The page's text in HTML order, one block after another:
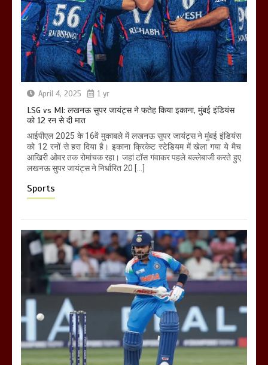
April 4, 2025 1 yr
LSG vs MI: लखनऊ सुपर जायंट्स ने फतेह किया इकाना, मुंबई इंडियंस
को 12 रन से दी मात
आईपीएल 2025 के 16वें मुकाबले में लखनऊ सुपर जायंट्स ने मुंबई इंडियंस
को 12 रनों से हरा दिया है। इकाना क्रिकेट स्टेडियम में खेला गया ये मैच
आखिरी ओवर तक रोमांचक रहा। जहां टॉस गंवाकर पहले बल्लेबाजी करते हुए
लखनऊ सुपर जायंट्स ने निर्धारित 20 […]
Sports